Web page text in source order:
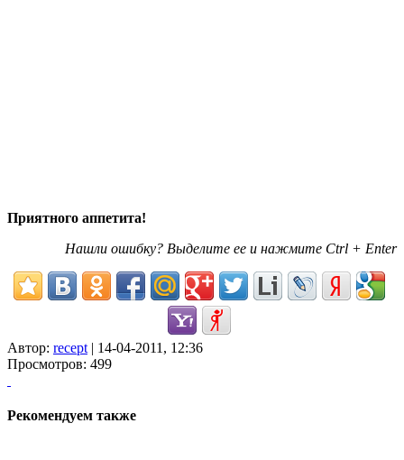
Приятного аппетита!
Нашли ошибку? Выделите ее и нажмите Ctrl + Enter
Автор: recept | 14-04-2011, 12:36
Просмотров: 499
Рекомендуем также